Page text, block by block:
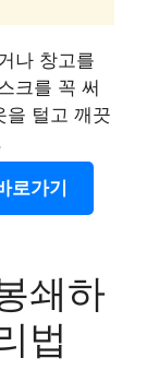
나 창고를
크를 꼭 써
을 털고 깨끗
로가기
쇄하
법